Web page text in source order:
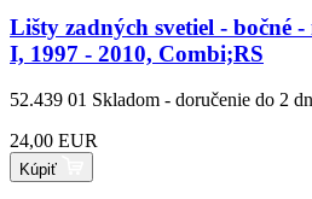
Lišty zadných svetiel - bočné
I, 1997 - 2010, Combi;RS
52.439 01 Skladom - doručenie do 2
24,00 EUR
Kúpiť